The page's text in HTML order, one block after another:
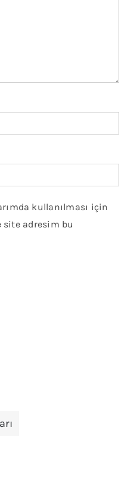
kullanılması için
site adresim bu